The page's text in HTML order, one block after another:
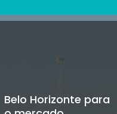
Belo Horizonte para